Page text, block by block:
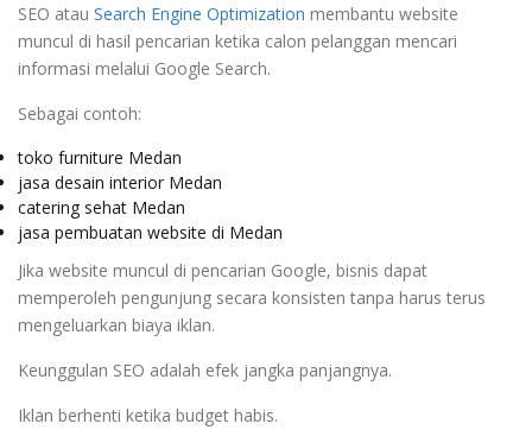
SEO atau Search Engine Optimization membantu website
muncul di hasil pencarian ketika calon pelanggan mencari
informasi melalui Google Search.
Sebagai contoh:
toko furniture Medan
jasa desain interior Medan
catering sehat Medan
jasa pembuatan website di Medan
Jika website muncul di pencarian Google, bisnis dapat
memperoleh pengunjung secara konsisten tanpa harus terus
mengeluarkan biaya iklan.
Keunggulan SEO adalah efek jangka panjangnya.
Iklan berhenti ketika budget habis.